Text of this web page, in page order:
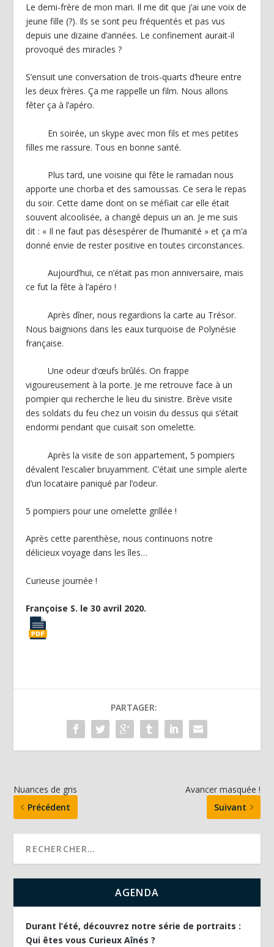
Le demi-frère de mon mari. Il me dit que j’ai une voix de
jeune fille (?). Ils se sont peu fréquentés et pas vus
depuis une dizaine d’années. Le confinement aurait-il
provoqué des miracles ?
S’ensuit une conversation de trois-quarts d’heure entre
les deux frères. Ça me rappelle un film. Nous allons
fêter ça à l’apéro.
En soirée, un skype avec mon fils et mes petites
filles me rassure. Tous en bonne santé.
Plus tard, une voisine qui fête le ramadan nous
apporte une chorba et des samoussas. Ce sera le repas
du soir. Cette dame dont on se méfiait car elle était
souvent alcoolisée, a changé depuis un an. Je me suis
dit : « Il ne faut pas désespérer de l’humanité » et ça m’a
donné envie de rester positive en toutes circonstances.
Aujourd’hui, ce n’était pas mon anniversaire, mais
ce fut la fête à l’apéro !
Après dîner, nous regardions la carte au Trésor.
Nous baignions dans les eaux turquoise de Polynésie
française.
Une odeur d’œufs brûlés. On frappe
vigoureusement à la porte. Je me retrouve face à un
pompier qui recherche le lieu du sinistre. Brève visite
des soldats du feu chez un voisin du dessus qui s’était
endormi pendant que cuisait son omelette.
Après la visite de son appartement, 5 pompiers
dévalent l’escalier bruyamment. C’était une simple alerte
d’un locataire paniqué par l’odeur.
5 pompiers pour une omelette grillée !
Après cette parenthèse, nous continuons notre
délicieux voyage dans les îles…
Curieuse journée !
Françoise S. le 30 avril 2020.
PARTAGER:
Nuances de gris
Précédent
Avancer masquée !
Suivant
AGENDA
Durant l’été, découvrez notre série de portraits :
Qui êtes vous Curieux Aînés ?